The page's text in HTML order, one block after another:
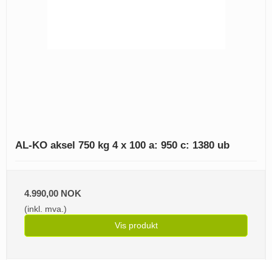
AL-KO aksel 750 kg 4 x 100 a: 950 c: 1380 ub
4.990,00 NOK
(inkl. mva.)
Vis produkt